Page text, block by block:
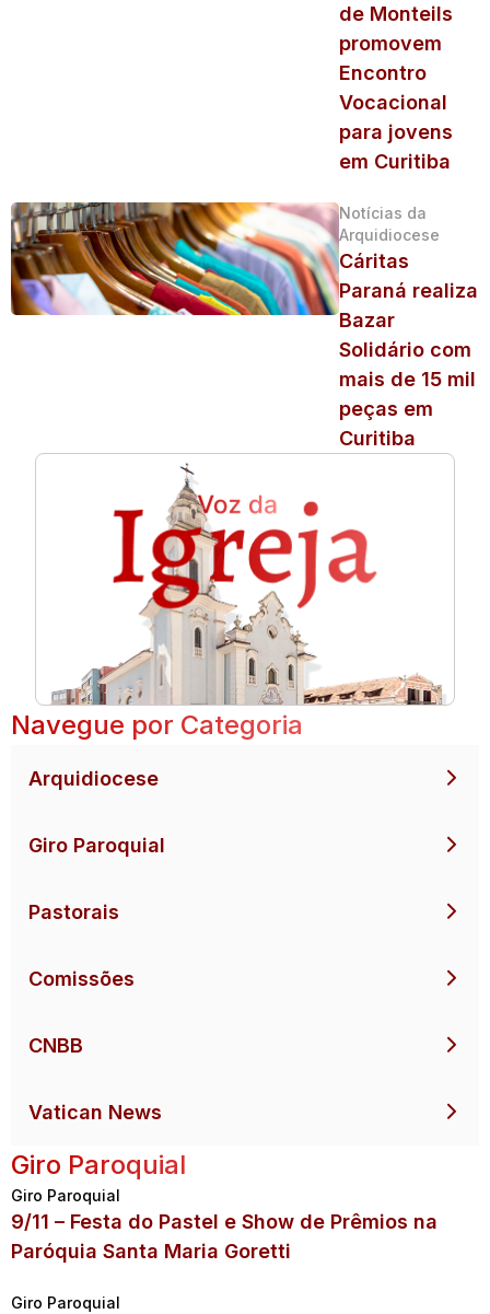
de Monteils
promovem
Encontro
Vocacional
para jovens
em Curitiba
Notícias da
Arquidiocese
Cáritas
Paraná realiza
Bazar
Solidário com
mais de 15 mil
peças em
Curitiba
Navegue por Categoria
Arquidiocese
Giro Paroquial
Pastorais
Comissões
CNBB
Vatican News
Giro Paroquial
Giro Paroquial
9/11 – Festa do Pastel e Show de Prêmios na
Paróquia Santa Maria Goretti
Giro Paroquial